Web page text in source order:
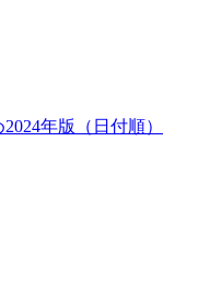
年版（日付順）